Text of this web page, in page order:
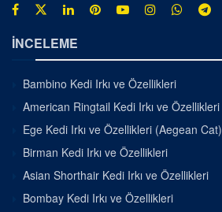
İNCELEME
Bambino Kedi Irkı ve Özellikleri
American Ringtail Kedi Irkı ve Özellikleri
Ege Kedi Irkı ve Özellikleri (Aegean Cat)
Birman Kedi Irkı ve Özellikleri
Asian Shorthair Kedi Irkı ve Özellikleri
Bombay Kedi Irkı ve Özellikleri